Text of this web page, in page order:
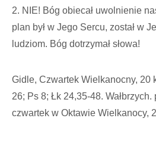
2. NIE! Bóg obiecał uwolnienie
plan był w Jego Sercu, został w
ludziom. Bóg dotrzymał słowa!
Gidle, Czwartek Wielkanocny, 20
26; Ps 8; Łk 24,35-48.
czwartek w Oktawie Wielkanocy,